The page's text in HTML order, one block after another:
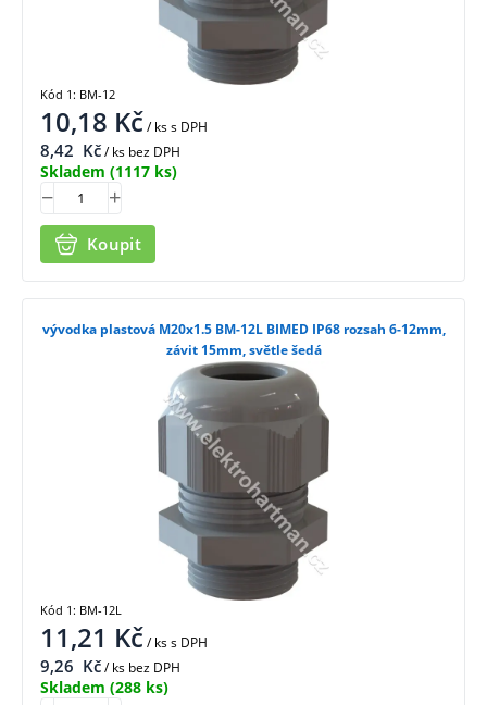
10,18 Kč/ kss DPH
8,42 Kč/ ks bez DPH
Skladem (1117 ks)
Koupit
Kód 1: BM-12
vývodka plastová M20x1.5 BM-12L BIMED IP68 rozsah 6-12mm,
závit 15mm, světle šedá
11,21 Kč/ kss DPH
9,26 Kč/ ks bez DPH
Skladem (288 ks)
Kód 1: BM-12L